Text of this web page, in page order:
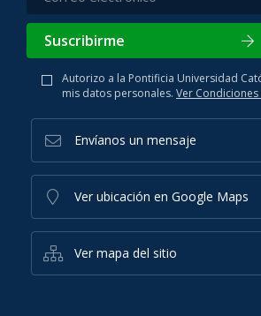
Suscribirme
Autorizo a la Pontificia Universidad
mis datos personales. Ver
Envíanos un mensaje
Ver ubicación en Google Maps
Ver mapa del sitio